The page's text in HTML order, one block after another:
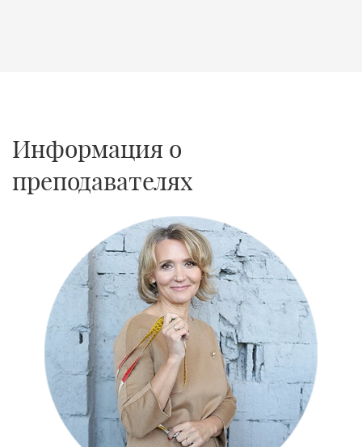
Информация о
преподавателях